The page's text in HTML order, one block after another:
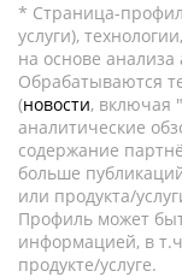
* Страница-
услуги),
на основе
Обрабатываются
(новости, включая
аналитические
содержание
больше
или продукта/
Профиль может
информацией, в
продукте/услуге.